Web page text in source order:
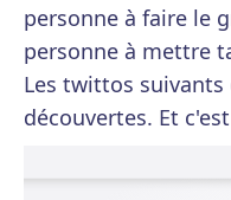
personne à faire le
personne à mettre
Les twittos
découvertes. Et